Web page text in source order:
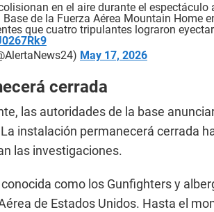
en el aire durante el espectáculo
Base de la Fuerza Aérea Mountain Home
que cuatro tripulantes lograron
May 17, 2026
cerrada
las autoridades de la base
instalación permanecerá cerrada
las investigaciones.
como los Gunfighters y
de Estados Unidos. Hasta el